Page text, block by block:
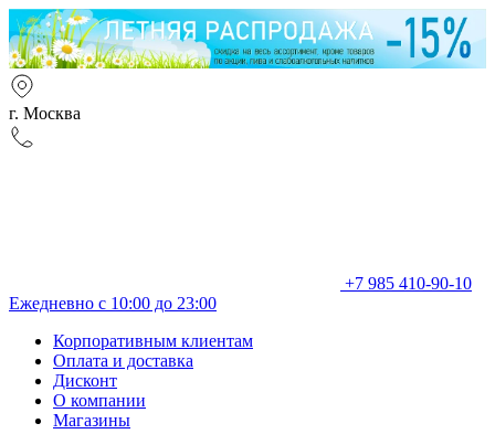
г. Москва
+7 985 410-90-10
Ежедневно с 10:00 до 23:00
Корпоративным клиентам
Оплата и доставка
Дисконт
О компании
Магазины